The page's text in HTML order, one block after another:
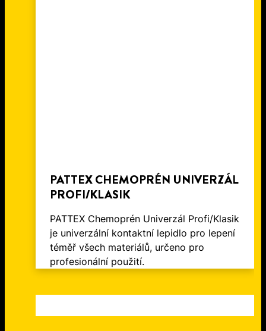
PATTEX CHEMOPRÉN UNIVERZÁL
PROFI/KLASIK
PATTEX Chemoprén Univerzál Profi/Klasik
je univerzální kontaktní lepidlo pro lepení
téměř všech materiálů, určeno pro
profesionální použití.